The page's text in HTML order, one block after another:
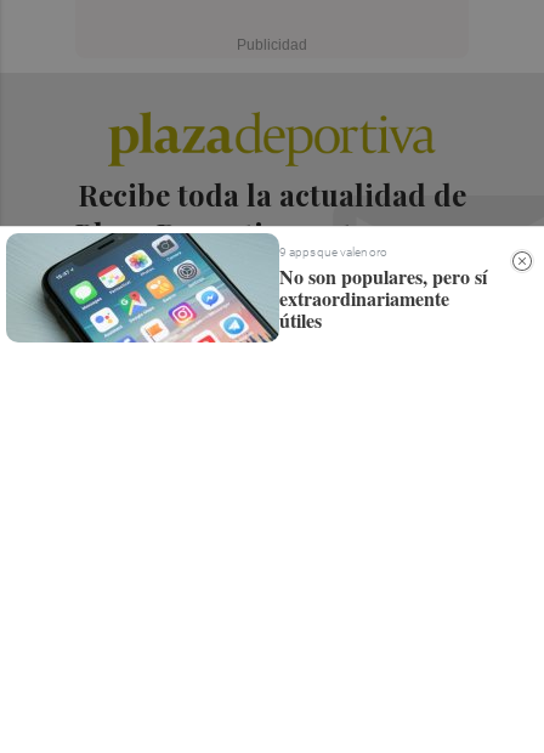
Recibe toda la actualidad de
Plaza Deportiva en tu correo
Quiero suscribirme
9 apps que valen oro
No son populares, pero sí
extraordinariamente
útiles